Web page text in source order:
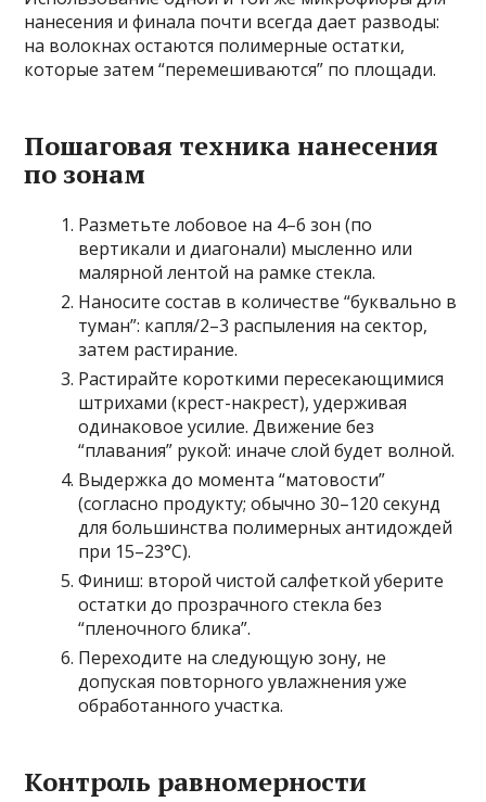
нанесения и финала почти всегда дает разводы:
на волокнах остаются полимерные остатки,
которые затем “перемешиваются” по площади.
Пошаговая техника нанесения
по зонам
Разметьте лобовое на 4–6 зон (по
вертикали и диагонали) мысленно или
малярной лентой на рамке стекла.
Наносите состав в количестве “буквально в
туман”: капля/2–3 распыления на сектор,
затем растирание.
Растирайте короткими пересекающимися
штрихами (крест-накрест), удерживая
одинаковое усилие. Движение без
“плавания” рукой: иначе слой будет волной.
Выдержка до момента “матовости”
(согласно продукту; обычно 30–120 секунд
для большинства полимерных антидождей
при 15–23°C).
Финиш: второй чистой салфеткой уберите
остатки до прозрачного стекла без
“пленочного блика”.
Переходите на следующую зону, не
допуская повторного увлажнения уже
обработанного участка.
Контроль равномерности